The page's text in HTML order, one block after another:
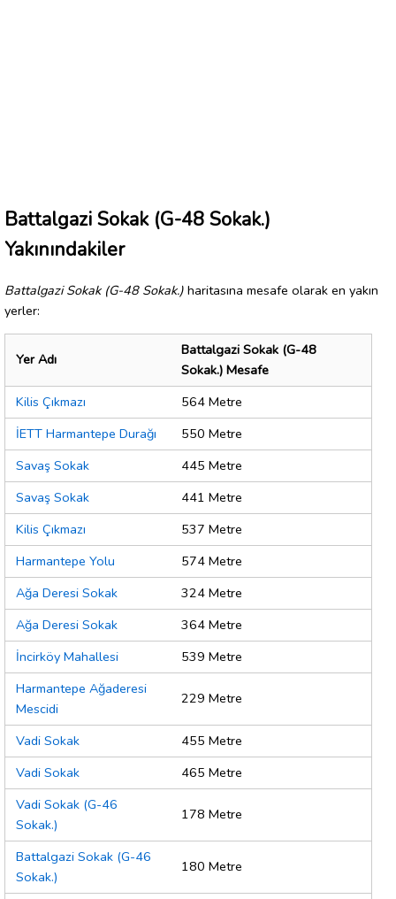
Battalgazi Sokak (G-48 Sokak.)
Yakınındakiler
Battalgazi Sokak (G-48 Sokak.) haritasına mesafe olarak en yakın
yerler:
Yer Adı
Battalgazi Sokak (G-48
Sokak.) Mesafe
Kilis Çıkmazı
564 Metre
İETT Harmantepe Durağı
550 Metre
Savaş Sokak
445 Metre
Savaş Sokak
441 Metre
Kilis Çıkmazı
537 Metre
Harmantepe Yolu
574 Metre
Ağa Deresi Sokak
324 Metre
Ağa Deresi Sokak
364 Metre
İncirköy Mahallesi
539 Metre
Harmantepe Ağaderesi
Mescidi
229 Metre
Vadi Sokak
455 Metre
Vadi Sokak
465 Metre
Vadi Sokak (G-46
Sokak.)
178 Metre
Battalgazi Sokak (G-46
Sokak.)
180 Metre